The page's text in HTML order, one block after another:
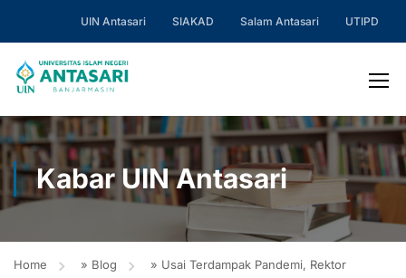
UIN Antasari SIAKAD Salam Antasari UTIPD
Kabar UIN Antasari
Home » Blog » Usai Terdampak Pandemi, Rektor